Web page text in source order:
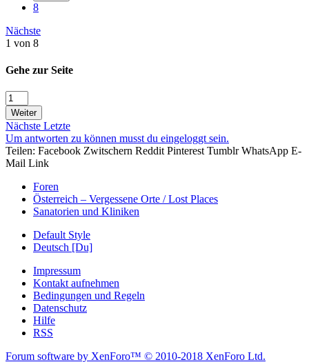
8
Nächste
1 von 8
Gehe zur Seite
Weiter
Nächste Letzte
Um antworten zu können musst du eingeloggt sein.
Teilen: Facebook Zwitschern Reddit Pinterest Tumblr WhatsApp E-
Mail Link
Foren
Österreich – Vergessene Orte / Lost Places
Sanatorien und Kliniken
Default Style
Deutsch [Du]
Impressum
Kontakt aufnehmen
Bedingungen und Regeln
Datenschutz
Hilfe
RSS
Forum software by XenForo™ © 2010-2018 XenForo Ltd.